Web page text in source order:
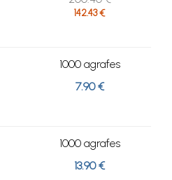
142.43 €
1000 agrafes
7.90 €
1000 agrafes
13.90 €